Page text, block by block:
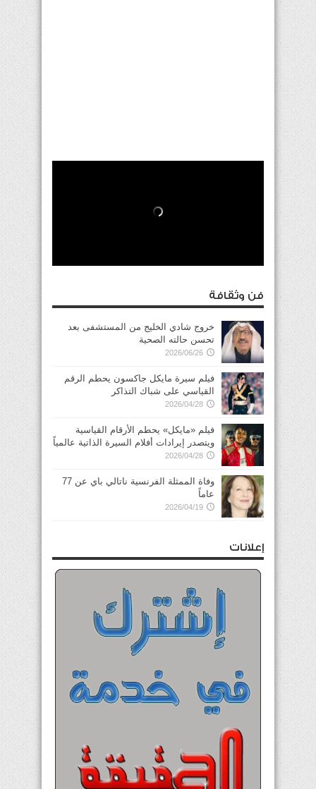
فن وثقافة
خروج شادي الخليج من المستشفى بعد
تحسن حالته الصحية
2026/06/26
فيلم سيرة مايكل جاكسون يحطم الرقم
القياسي على شباك التذاكر
2026/04/28
فيلم «مايكل» يحطم الأرقام القياسية
ويتصدر إيرادات أفلام السيرة الذاتية عالمياً
2026/04/28
وفاة الممثلة الفرنسية ناتالي باي عن 77
عاماً
2026/04/19
إعلانات